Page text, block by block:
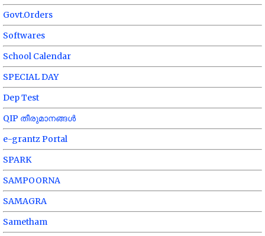
Govt.Orders
Softwares
School Calendar
SPECIAL DAY
Dep Test
QIP തീരുമാനങ്ങൾ
e-grantz Portal
SPARK
SAMPOORNA
SAMAGRA
Sametham